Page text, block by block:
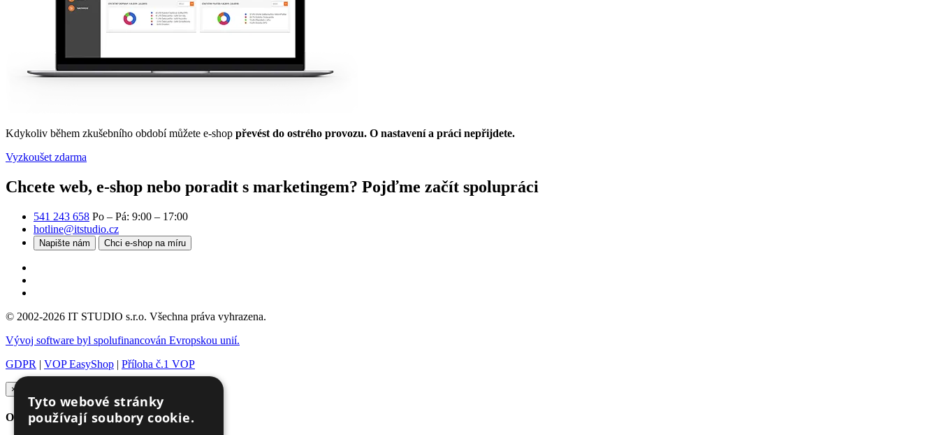
Kdykoliv během zkušebního období můžete e-shop převést do ostrého provozu. O nastavení a práci nepřijdete.
Vyzkoušet zdarma
Chcete web, e-shop nebo poradit s marketingem? Pojďme začít spolupráci
541 243 658 Po – Pá: 9:00 – 17:00
hotline@itstudio.cz
Napište nám Chci e-shop na míru
© 2002-2026 IT STUDIO s.r.o. Všechna práva vyhrazena.
Vývoj software byl spolufinancován Evropskou unií.
GDPR | VOP EasyShop | Příloha č.1 VOP
×
Ozvěte se nám, na schůzce se poznáme víc
Tyto webové stránky
používají soubory cookie.